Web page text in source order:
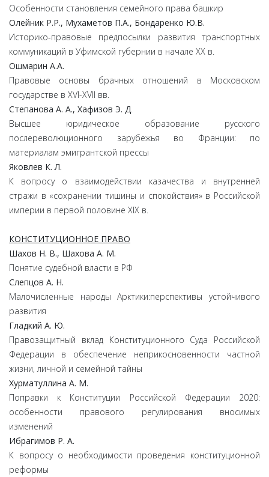
Особенности становления семейного права башкир
Олейник Р.Р., Мухаметов П.А., Бондаренко Ю.В.
Историко-правовые предпосылки развития транспортных
коммуникаций в Уфимской губернии в начале XX в.
Ошмарин А.А.
Правовые основы брачных отношений в Московском
государстве в XVI-XVII вв.
Степанова А. А., Хафизов Э. Д
Высшее юридическое образование русского
послереволюционного зарубежья во Франции: по
материалам эмигрантской прессы
Яковлев К. Л.
К вопросу о взаимодействии казачества и внутренней
стражи в «сохранении тишины и спокойствия» в Российской
империи в первой половине XIX в.
КОНСТИТУЦИОННОЕ ПРАВО
Шахов Н. В., Шахова А. М.
Понятие судебной власти в РФ
Слепцов А. Н.
Малочисленные народы Арктики:перспективы устойчивого
развития
Гладкий А. Ю.
Правозащитный вклад Конституционного Суда Российской
Федерации в обеспечение неприкосновенности частной
жизни, личной и семейной тайны
Хурматуллина А. М.
Поправки к Конституции Российской Федерации 2020:
особенности правового регулирования вносимых
изменений
Ибрагимов Р. А.
К вопросу о необходимости проведения конституционной
реформы